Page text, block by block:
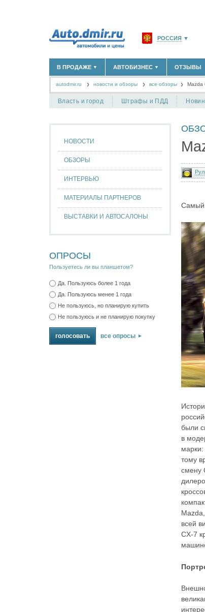
РОССИЯ ▼
САНКТ-
КРЫМ
В ПРОДАЖЕ ▼
НОВЫЕ АВТОМОБИЛИ(30122)
АВТОМОБИЛИ С ПРОБЕГОМ
АВТОБИЗНЕС ▼
ОФИЦИАЛЬНЫЕ ДИЛЕРЫ(1347)
ТАКСИ(278)
+ ДОБАВИТЬ КОМПАНИЮ
ОТЗЫВЫ
autodmir.ru новости и обзоры все обзоры Mazda
Власть и город Штрафы и ПДД
НОВОСТИ
ОБЗОРЫ
ИНТЕРВЬЮ
МАТЕРИАЛЫ ПАРТНЕРОВ
ВЫСТАВКИ И АВТОСАЛОНЫ
ОПРОСЫ
Пользуетесь ли вы планшетом?
Да. Пользуюсь более 1 года
Да. Пользуюсь менее 1 года
Не пользуюсь, но планирую купить
Не пользуюсь и не планирую покупку
все опросы
Самый
были
в
марки:
тому
смену
всей
CX-7